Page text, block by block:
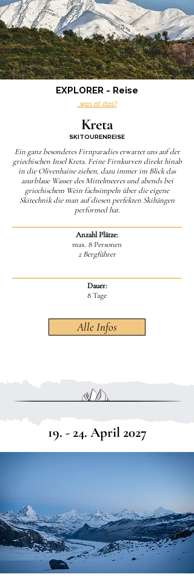
EXPLORER - Reise
...was ist das?
Kreta
SKITOURENREISE
Ein ganz besonderes Firnparadies erwartet uns auf der
griechischen Insel Kreta. Feine Firnkurven direkt hinab
in die Olivenhaine ziehen, dazu immer im Blick das
azurblaue Wasser des Mittelmeeres und abends bei
griechischem Wein fachsimpeln über die eigene
Skitechnik die man auf diesen perfekten Skihängen
performed hat.
Anzahl Plätze:
max. 8 Personen
2 Bergführer
Dauer:
8 Tage
Alle Infos
19. - 24. April 2027